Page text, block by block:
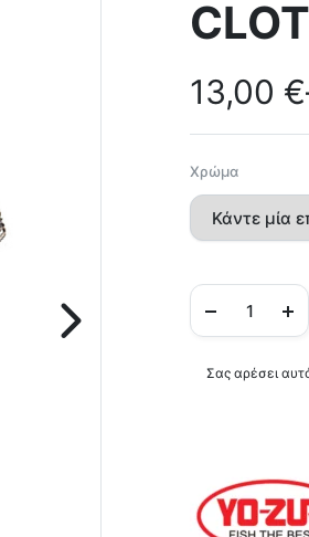
13,00 €
Χρώμα
Σας αρέσει